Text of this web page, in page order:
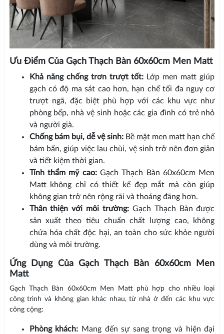
Ưu Điểm Của Gạch Thạch Bàn 60x60cm Men Matt
Khả năng chống trơn trượt tốt: Lớp men matt giúp
gạch có độ ma sát cao hơn, hạn chế tối đa nguy cơ
trượt ngã, đặc biệt phù hợp với các khu vực như
phòng bếp, nhà vệ sinh hoặc các gia đình có trẻ nhỏ
và người già.
Chống bám bụi, dễ vệ sinh:Bề mặt men matt hạn chế
bám bẩn, giúp việc lau chùi, vệ sinh trở nên đơn giản
và tiết kiệm thời gian.
Tính thẩm mỹ cao:Gạch Thạch Bàn 60x60cm Men
Matt không chỉ có thiết kế đẹp mắt mà còn giúp
không gian trở nên rộng rãi và thoáng đãng hơn.
Thân thiện với môi trường: Gạch Thạch Bàn được
sản xuất theo tiêu chuẩn chất lượng cao, không
chứa hóa chất độc hại, an toàn cho sức khỏe người
dùng và môi trường.
Ứng Dụng Của Gạch Thạch Bàn 60x60cm Men
Matt
Gạch Thạch Bàn 60x60cm Men Matt phù hợp cho nhiều loại
công trình và không gian khác nhau, từ nhà ở đến các khu vực
công cộng:
Phòng khách: Mang đến sự sang trọng và hiện đại